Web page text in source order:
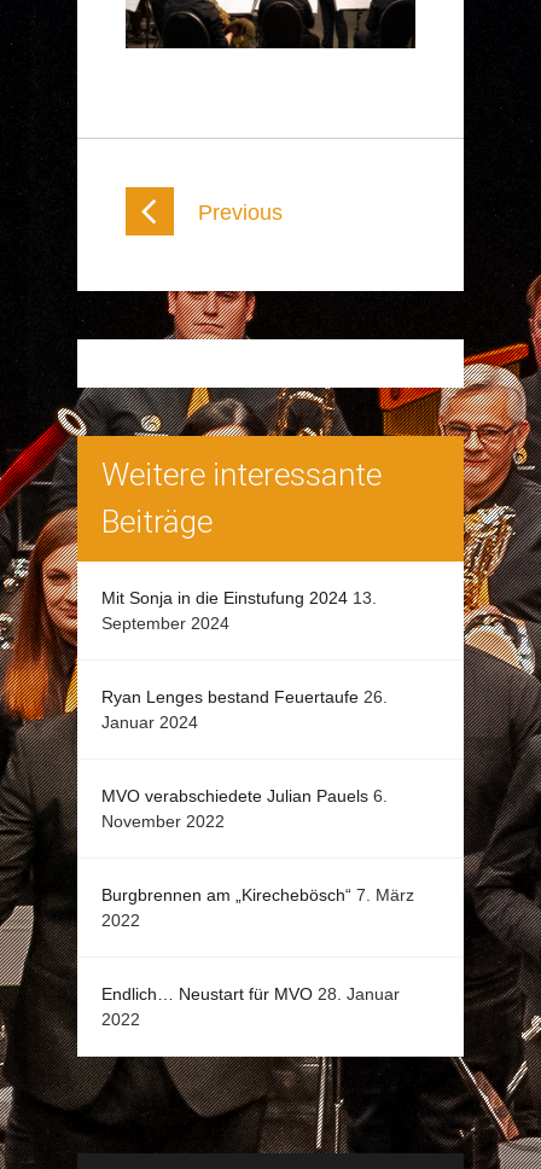
Previous
Weitere interessante
Beiträge
Mit Sonja in die Einstufung 2024 13.
September 2024
Ryan Lenges bestand Feuertaufe 26.
Januar 2024
MVO verabschiedete Julian Pauels 6.
November 2022
Burgbrennen am „Kirechebösch“ 7. März
2022
Endlich… Neustart für MVO 28. Januar
2022